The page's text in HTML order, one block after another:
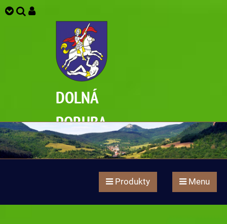
DOLNÁ
PORUBA
Produkty Menu